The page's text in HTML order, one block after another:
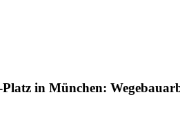
in München: